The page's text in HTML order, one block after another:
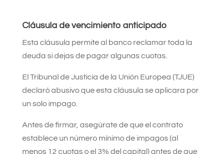
Cláusula de vencimiento anticipado
Esta cláusula permite al banco reclamar toda la
deuda si dejas de pagar algunas cuotas.
El Tribunal de Justicia de la Unión Europea (TJUE)
declaró abusivo que esta cláusula se aplicara por
un solo impago.
Antes de firmar, asegúrate de que el contrato
establece un número mínimo de impagos (al
menos 12 cuotas o el 3% del capital) antes de que